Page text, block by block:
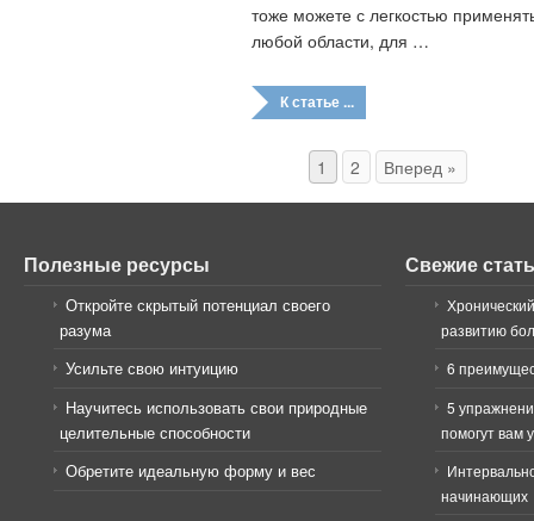
тоже можете с легкостью
любой области, для …
К статье ...
1 2 Вперед »
Полезные ресурсы
Откройте скрытый потенциал своего
разума
Усильте свою интуицию
Научитесь использовать свои природные
целительные способности
Обретите идеальную форму и вес
Свежие
развитию
6
5
помогут вам
начинающих